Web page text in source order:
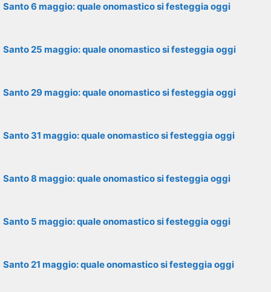
Santo 6 maggio: quale onomastico si festeggia oggi
Santo 25 maggio: quale onomastico si festeggia oggi
Santo 29 maggio: quale onomastico si festeggia oggi
Santo 31 maggio: quale onomastico si festeggia oggi
Santo 8 maggio: quale onomastico si festeggia oggi
Santo 5 maggio: quale onomastico si festeggia oggi
Santo 21 maggio: quale onomastico si festeggia oggi